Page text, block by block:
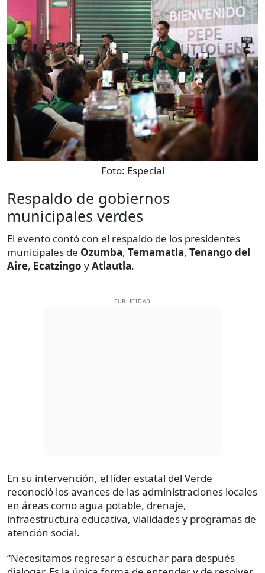
Foto: Especial
Respaldo de gobiernos
municipales verdes
El evento contó con el respaldo de los presidentes
municipales de Ozumba, Temamatla, Tenango del
Aire, Ecatzingo yAtlautla.
PUBLICIDAD
En su intervención, el líder estatal del Verde
reconoció los avances de las administraciones locales
en áreas como agua potable, drenaje,
infraestructura educativa, vialidades y programas de
atención social.
“Necesitamos regresar a escuchar para después